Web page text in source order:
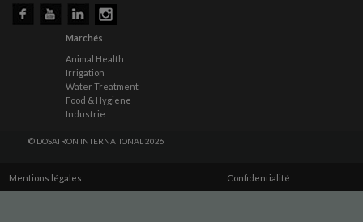
Marchés
Animal Health
Irrigation
Water Treatment
Food & Hygiene
Industrie
© DOSATRON INTERNATIONAL 2026
Mentions légales Confidentialité